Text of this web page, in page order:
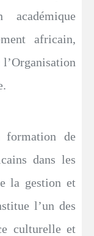
académique
africain,
formation de
dans les
la gestion et
l’un des
culturelle et